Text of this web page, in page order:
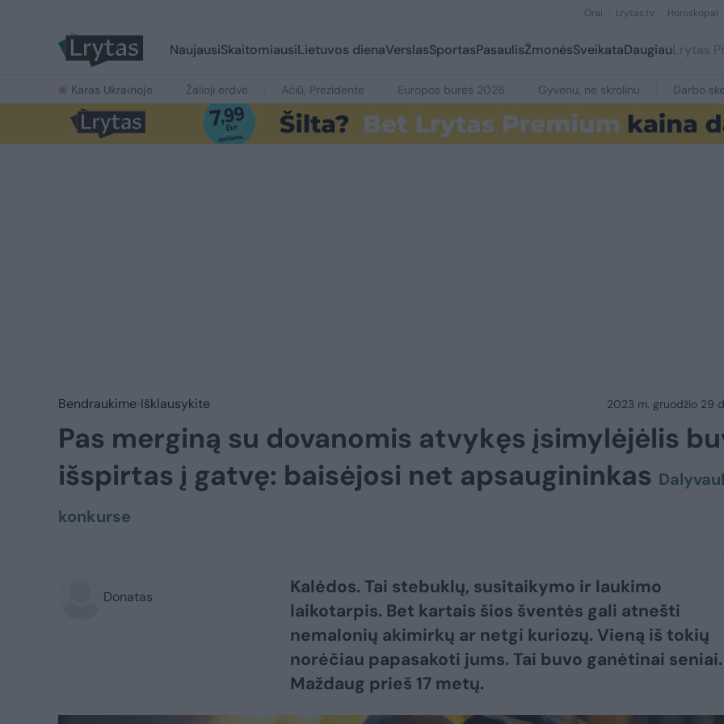
Orai Lrytas.tv Horoskopai
NaujausiSkaitomiausiLietuvos dienaVerslasSportasPasaulisŽmonėsSveikataDaugiauLrytas
Karas Ukrainoje Žalioji erdvė Ačiū, Prezidente Europos burės 2026 Gyvenu, ne skrolinu Darbo
Bendraukime Išklausykite 2023 m. gruodžio 29
Pas merginą su dovanomis atvykęs įsimylėjėlis
išspirtas į gatvę: baisėjosi net apsaugininkas
konkurse
Donatas
Kalėdos. Tai stebuklų, susitaikymo ir laukimo
laikotarpis. Bet kartais šios šventės gali atnešti
nemalonių akimirkų ar netgi kuriozų. Vieną iš tokių
norėčiau papasakoti jums. Tai buvo ganėtinai seniai.
Maždaug prieš 17 metų.